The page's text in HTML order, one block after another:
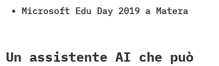
Microsoft Edu Day 2019 a Matera
Un assistente AI che può